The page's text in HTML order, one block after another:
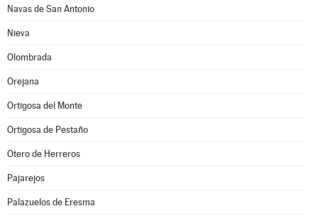
Navas de San Antonio
Nieva
Olombrada
Orejana
Ortigosa del Monte
Ortigosa de Pestaño
Otero de Herreros
Pajarejos
Palazuelos de Eresma